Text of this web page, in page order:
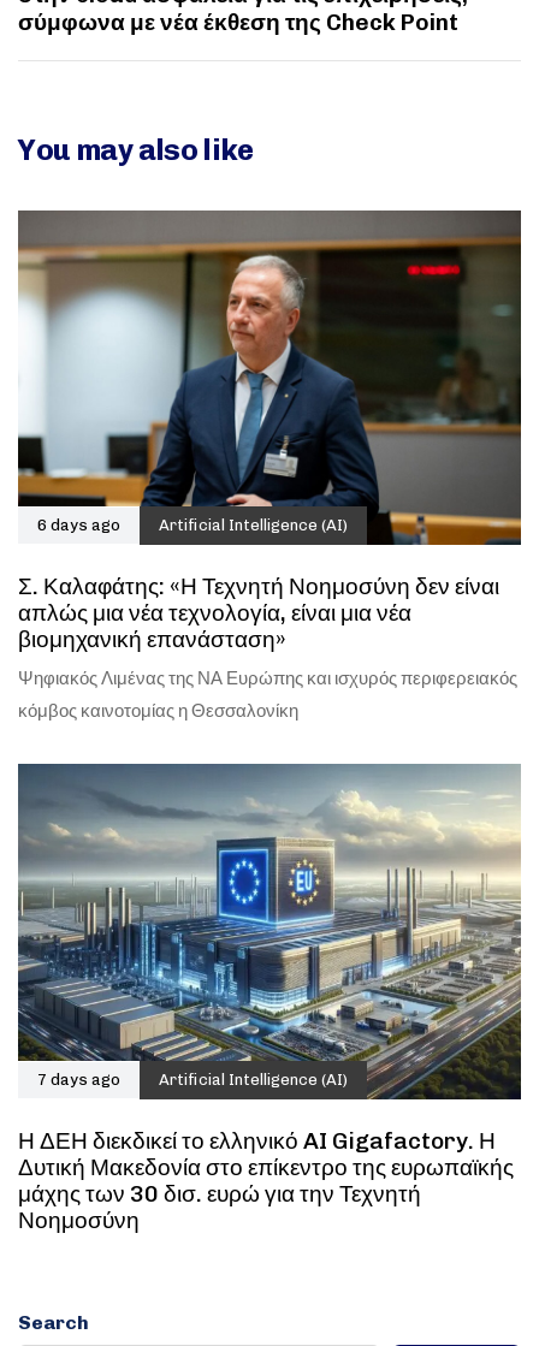
σύμφωνα με νέα έκθεση της Check Point
You may also like
6 days ago Artificial Intelligence (AI)
Σ. Καλαφάτης: «Η Τεχνητή Νοημοσύνη δεν είναι
απλώς μια νέα τεχνολογία, είναι μια νέα
βιομηχανική επανάσταση»
Ψηφιακός Λιμένας της ΝΑ Ευρώπης και ισχυρός περιφερειακός
κόμβος καινοτομίας η Θεσσαλονίκη
7 days ago Artificial Intelligence (AI)
Η ΔΕΗ διεκδικεί το ελληνικό AI Gigafactory. Η
Δυτική Μακεδονία στο επίκεντρο της ευρωπαϊκής
μάχης των 30 δισ. ευρώ για την Τεχνητή
Νοημοσύνη
Search